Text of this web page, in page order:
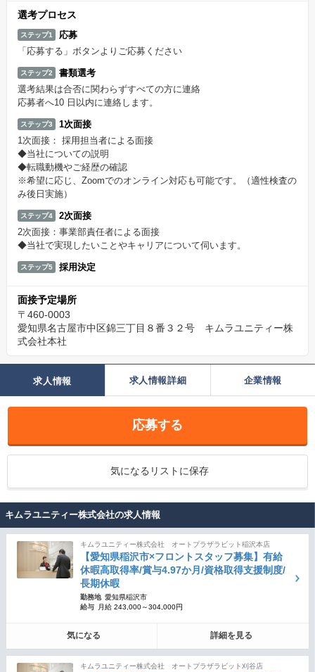
選考プロセス
ステップ1
応募
「応募する」ボタンよりご応募ください
ステップ2
書類選考
選考結果は合否に関わらずすべての方に連絡
応募者へ10 日以内に連絡します。
ステップ3
1次面接
1次面接： 採用担当者による面接
◆当社についての説明
◆転職動機やご経歴の確認
※希望に応じ、Zoomでのオンライン対応も可能です。（適性検査の
み後日実施）
ステップ4
2次面接
2次面接：事業部責任者による面接
◆当社で実現したいことやキャリアについて伺います。
ステップ5 採用決定
面接予定場所
〒460-0003
愛知県名古屋市中区錦三丁目８番３２号 キムラユニティー株
式会社本社
求人情報 求人情報詳細 企業情報
応募する
気になるリストに保存
キムラユニティー株式会社の求人情報
キムラユニティー株式会社 オートプラザラビット稲沢本店
【愛知県稲沢市×フロントスタッフ募集】有給
休暇高取得率/賞与4.97か月/資格取得支援制度/
長期休暇
勤務地 愛知県稲沢市
給与
月給 243,000～304,000円
気になる 詳細を見る
キムラユニティー株式会社 オートプラザラビット刈谷店